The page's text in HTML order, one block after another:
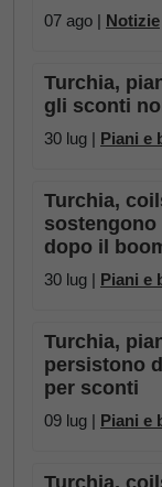
07 ago | Notizie
Turchia,
gli sconti
30 lug | Piani e
Turchia,
dopo il
30 lug | Piani e
Turchia,
persistono
per sconti
09 lug | Piani e
Turchia,